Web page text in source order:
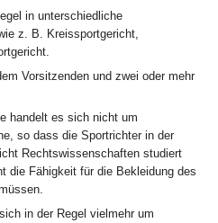
in unterschiedliche
z. B. Kreissportgericht,
Vorsitzenden und zwei oder mehr
handelt es sich nicht um
so dass die Sportrichter in der
Rechtswissenschaften studiert
die Fähigkeit für die Bekleidung des
in der Regel vielmehr um